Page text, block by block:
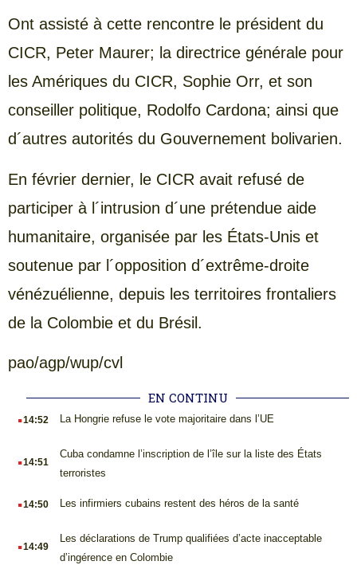
Ont assisté à cette rencontre le président du
CICR, Peter Maurer; la directrice générale pour
les Amériques du CICR, Sophie Orr, et son
conseiller politique, Rodolfo Cardona; ainsi que
d´autres autorités du Gouvernement bolivarien.
En février dernier, le CICR avait refusé de
participer à l´intrusion d´une prétendue aide
humanitaire, organisée par les États-Unis et
soutenue par l´opposition d´extrême-droite
vénézuélienne, depuis les territoires frontaliers
de la Colombie et du Brésil.
pao/agp/wup/cvl
EN CONTINU
.14:52 La Hongrie refuse le vote majoritaire dans l’UE
.14:51
Cuba condamne l’inscription de l’île sur la liste des États
terroristes
.14:50 Les infirmiers cubains restent des héros de la santé
.14:49
Les déclarations de Trump qualifiées d’acte inacceptable
d’ingérence en Colombie